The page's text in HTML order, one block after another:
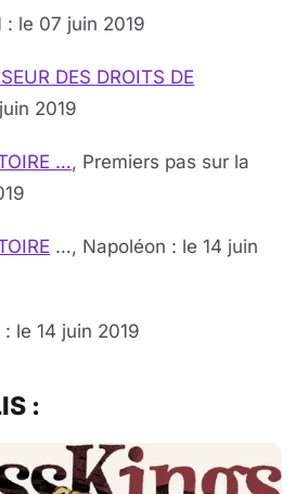
: le 07 juin 2019
DES DROITS DE
2019
…, Premiers pas sur la
…, Napoléon : le 14 juin
le 14 juin 2019
: